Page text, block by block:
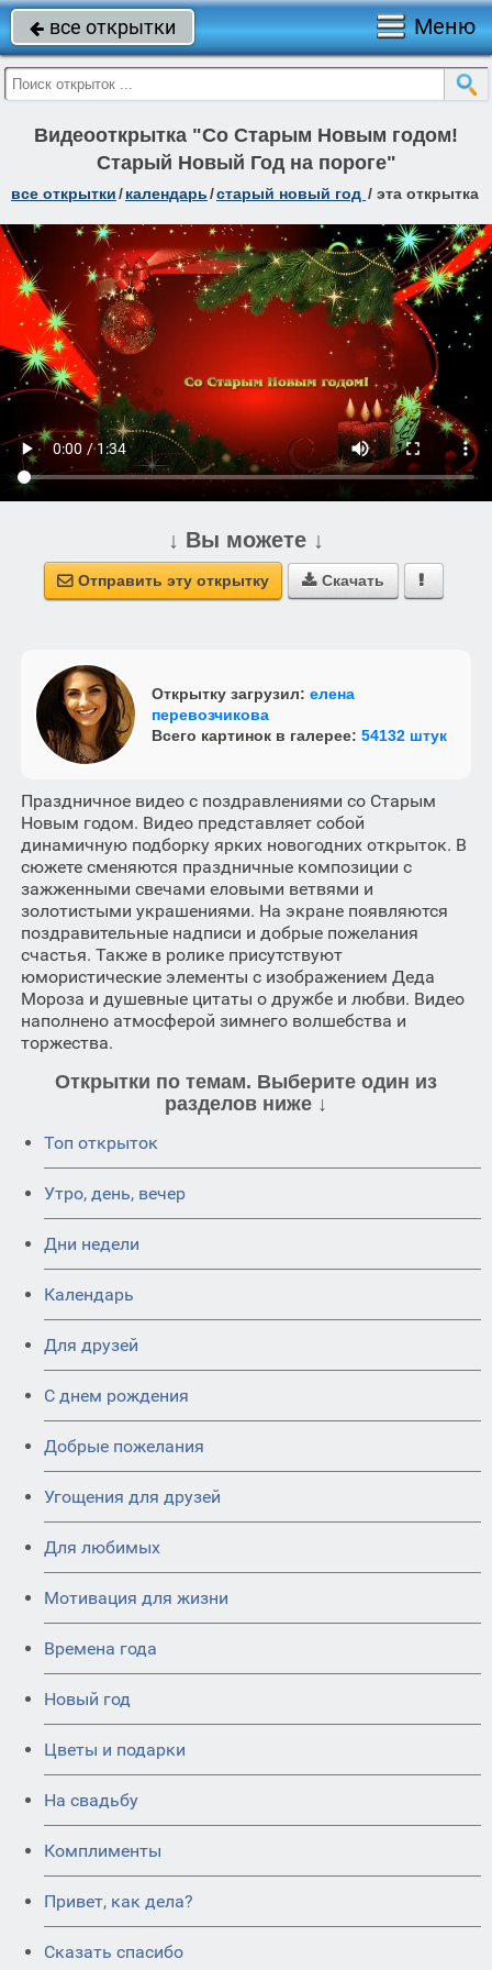
 все открытки Меню
Видеооткрытка "Со Старым Новым годом!
Старый Новый Год на пороге"
все открытки/календарь/старый новый год / эта открытка
↓ Вы можете ↓
 Отправить эту открытку  Скачать 
Открытку загрузил: елена
перевозчикова
Всего картинок в галерее: 54132 штук
Праздничное видео с поздравлениями со Старым
Новым годом. Видео представляет собой
динамичную подборку ярких новогодних открыток. В
сюжете сменяются праздничные композиции с
зажженными свечами еловыми ветвями и
золотистыми украшениями. На экране появляются
поздравительные надписи и добрые пожелания
счастья. Также в ролике присутствуют
юмористические элементы с изображением Деда
Мороза и душевные цитаты о дружбе и любви. Видео
наполнено атмосферой зимнего волшебства и
торжества.
Открытки по темам. Выберите один из
разделов ниже ↓
Топ открыток
Утро, день, вечер
Дни недели
Календарь
Для друзей
C днем рождения
Добрые пожелания
Угощения для друзей
Для любимых
Мотивация для жизни
Времена года
Новый год
Цветы и подарки
На свадьбу
Комплименты
Привет, как дела?
Сказать спасибо